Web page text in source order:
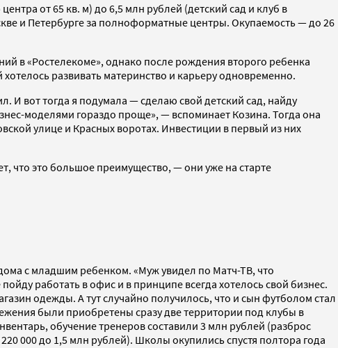
от 65 кв. м) до 6,5 млн рублей (детский сад и клуб в
и Петербурге за полноформатные центры. Окупаемость — до 26
в «Ростелекоме», однако после рождения второго ребенка
развивать материнство и карьеру одновременно.
И вот тогда я подумала — сделаю свой детский сад, найду
моделями гораздо проще», — вспоминает Козина. Тогда она
улице и Красных воротах. Инвестиции в первый из них
что это большое преимущество, — они уже на старте
с младшим ребенком. «Муж увидел по Матч-ТВ, что
работать в офис и в принципе всегда хотелось свой бизнес.
одежды. А тут случайно получилось, что и сын футболом стал
были приобретены сразу две территории под клубы в
обучение тренеров составили 3 млн рублей (разброс
000 до 1,5 млн рублей). Школы окупились спустя полтора года